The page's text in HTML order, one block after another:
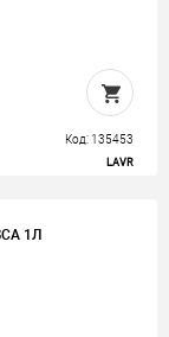
Код: 135453
LAVR
1Л